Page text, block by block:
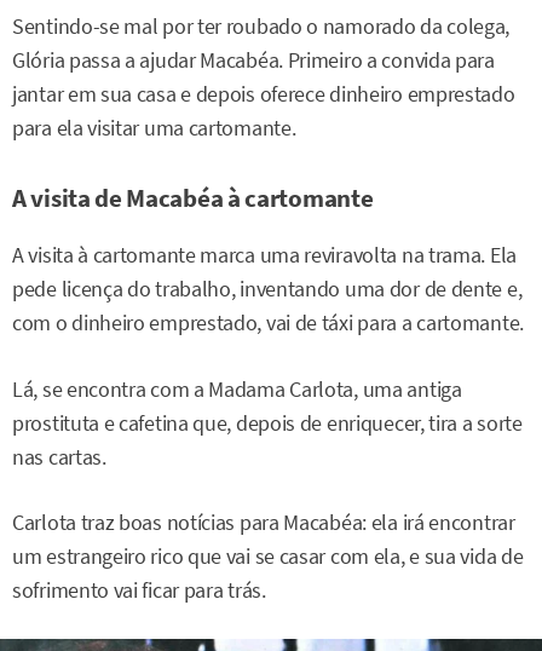
Sentindo-se mal por ter roubado o namorado da colega,
Glória passa a ajudar Macabéa. Primeiro a convida para
jantar em sua casa e depois oferece dinheiro emprestado
para ela visitar uma cartomante.
A visita de Macabéa à cartomante
A visita à cartomante marca uma reviravolta na trama. Ela
pede licença do trabalho, inventando uma dor de dente e,
com o dinheiro emprestado, vai de táxi para a cartomante.
Lá, se encontra com a Madama Carlota, uma antiga
prostituta e cafetina que, depois de enriquecer, tira a sorte
nas cartas.
Carlota traz boas notícias para Macabéa: ela irá encontrar
um estrangeiro rico que vai se casar com ela, e sua vida de
sofrimento vai ficar para trás.